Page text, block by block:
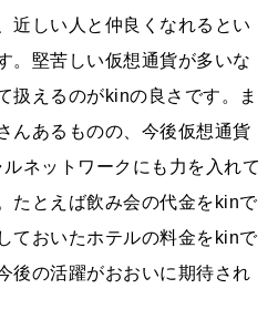
近しい人と仲良くなれるとい
。堅苦しい仮想通貨が多いな
扱えるのがkinの良さです。ま
んあるものの、今後仮想通貨
ネットワークにも力を入れて
たとえば飲み会の代金をkinで
ておいたホテルの料金をkinで
後の活躍がおおいに期待され